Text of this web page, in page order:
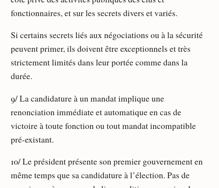
fonctionnaires, et sur les secrets divers et variés.
Si certains secrets liés aux négociations ou à la sécurité
peuvent primer, ils doivent être exceptionnels et très
strictement limités dans leur portée comme dans la
durée.
9/ La candidature à un mandat implique une
renonciation immédiate et automatique en cas de
victoire à toute fonction ou tout mandat incompatible
pré-existant.
10/ Le président présente son premier gouvernement en
même temps que sa candidature à l’élection. Pas de